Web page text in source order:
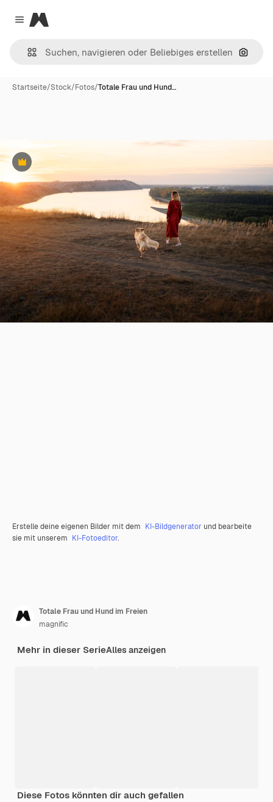
Close menu
Magnific
Nach
Startseite/Stock/Fotos/Totale Frau und Hund…
Premium
Erstelle deine eigenen Bilder mit dem KI-Bildgenerator und bearbeite
sie mit unserem KI-Fotoeditor.
Totale Frau und Hund im Freien
magnific
Mehr in dieser SerieAlles anzeigen
Diese Fotos könnten dir auch gefallen